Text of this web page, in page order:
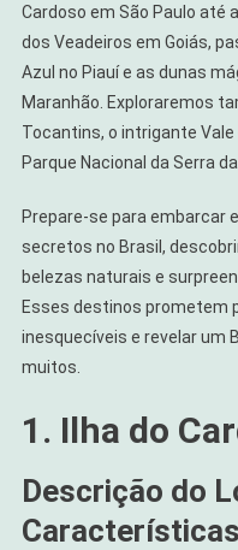
Cardoso em São Paulo até
dos Veadeiros em Goiás,
Azul no Piauí e as dunas
Maranhão. Exploraremos
Tocantins, o intrigante Vale
Parque Nacional da Serra
Prepare-se para embarcar
secretos no Brasil,
belezas naturais e
Esses destinos prometem
inesquecíveis e revelar um
muitos.
1. Ilha do
Descrição do